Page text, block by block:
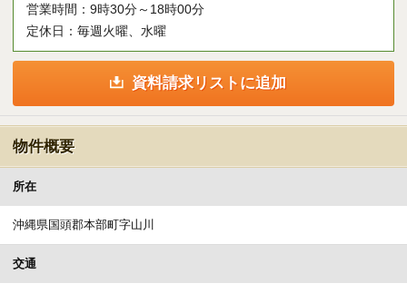
営業時間：9時30分～18時00分
定休日：毎週火曜、水曜
資料請求リストに追加
物件概要
所在
沖縄県国頭郡本部町字山川
交通